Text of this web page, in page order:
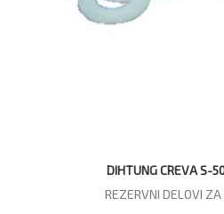
DIHTUNG CREVA S-
REZERVNI DELOVI